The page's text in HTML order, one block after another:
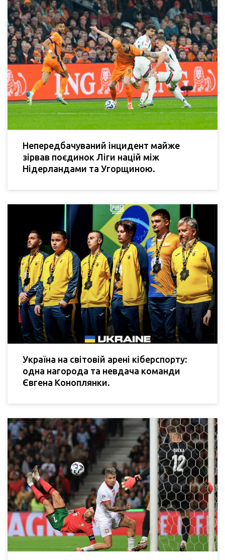
Непередбачуваний інцидент майже
зірвав поєдинок Ліги націй між
Нідерландами та Угорщиною.
Україна на світовій арені кіберспорту:
одна нагорода та невдача команди
Євгена Коноплянки.